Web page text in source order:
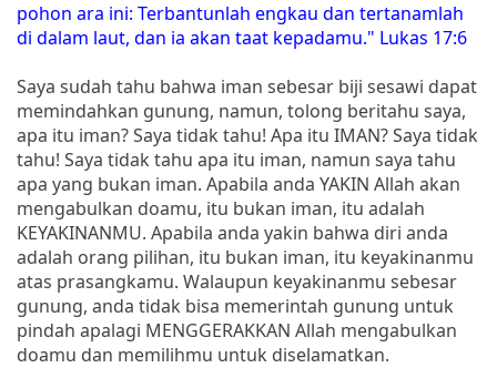
pohon ara ini: Terbantunlah engkau dan tertanamlah
di dalam laut, dan ia akan taat kepadamu." Lukas 17:6
Saya sudah tahu bahwa iman sebesar biji sesawi dapat
memindahkan gunung, namun, tolong beritahu saya,
apa itu iman? Saya tidak tahu! Apa itu IMAN? Saya tidak
tahu! Saya tidak tahu apa itu iman, namun saya tahu
apa yang bukan iman. Apabila anda YAKIN Allah akan
mengabulkan doamu, itu bukan iman, itu adalah
KEYAKINANMU. Apabila anda yakin bahwa diri anda
adalah orang pilihan, itu bukan iman, itu keyakinanmu
atas prasangkamu. Walaupun keyakinanmu sebesar
gunung, anda tidak bisa memerintah gunung untuk
pindah apalagi MENGGERAKKAN Allah mengabulkan
doamu dan memilihmu untuk diselamatkan.